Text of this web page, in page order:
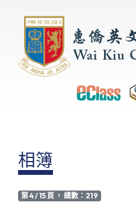
相簿
第 4 / 15 頁 ， 總數：219